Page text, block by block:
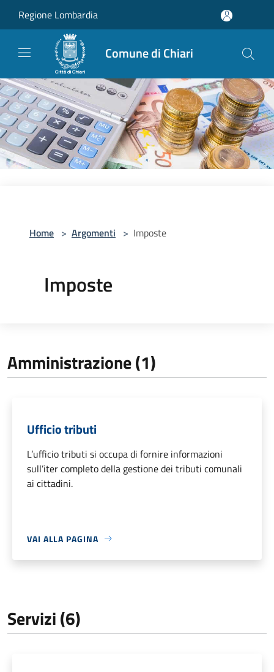
Regione Lombardia
Comune di Chiari
Home > Argomenti > Imposte
Imposte
Amministrazione (1)
Ufficio tributi
L’ufficio tributi si occupa di fornire informazioni
sull’iter completo della gestione dei tributi comunali
ai cittadini.
VAI ALLA PAGINA
Servizi (6)